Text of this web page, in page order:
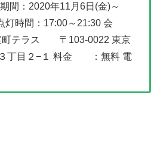
間：2020年11月6日(金)～
灯時間：17:00～21:30 会
テラス 〒103-0022 東京
丁目２−１
料金 ：無料 電